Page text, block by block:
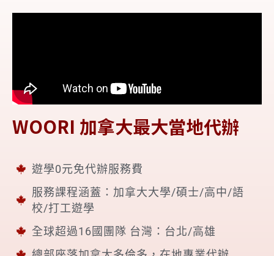
WOORI 加拿大最大當地代辦
遊學0元免代辦服務費
服務課程涵蓋：加拿大大學/碩士/高中/語
校/打工遊學
全球超過16國團隊 台灣：台北/高雄